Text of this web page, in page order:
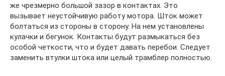
же чрезмерно большой зазор в контактах. Это
вызывает неустойчивую работу мотора. Шток может
болтаться из стороны в сторону. На нем установлены
кулачки и бегунок. Контакты будут размыкаться без
особой четкости, что и будет давать перебои. Следует
заменить втулки штока или целый трамблер полностью.